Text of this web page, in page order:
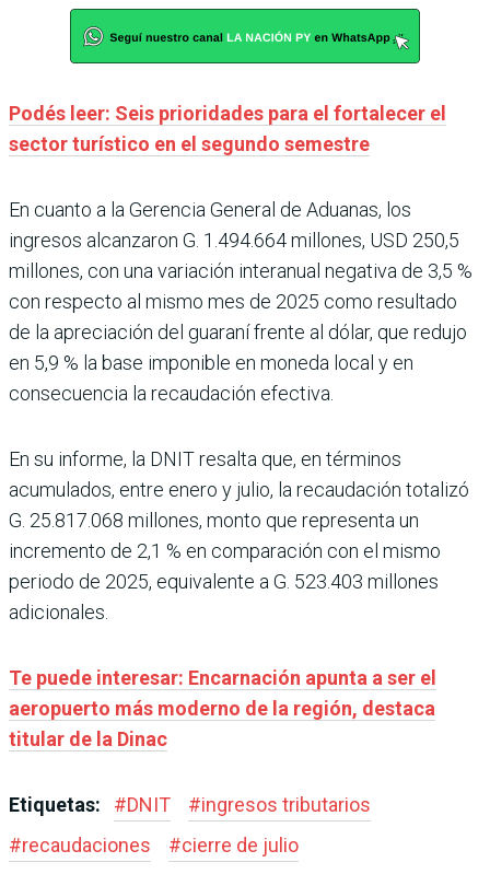
Podés leer: Seis prioridades para el fortalecer el
sector turístico en el segundo semestre
En cuanto a la Gerencia General de Aduanas, los
ingresos alcanzaron G. 1.494.664 millones, USD 250,5
millones, con una variación interanual negativa de 3,5 %
con respecto al mismo mes de 2025 como resultado
de la apreciación del guaraní frente al dólar, que redujo
en 5,9 % la base imponible en moneda local y en
consecuencia la recaudación efectiva.
En su informe, la DNIT resalta que, en términos
acumulados, entre enero y julio, la recaudación totalizó
G. 25.817.068 millones, monto que representa un
incremento de 2,1 % en comparación con el mismo
periodo de 2025, equivalente a G. 523.403 millones
adicionales.
Te puede interesar: Encarnación apunta a ser el
aeropuerto más moderno de la región, destaca
titular de la Dinac
Etiquetas: #DNIT #ingresos tributarios
#recaudaciones #cierre de julio